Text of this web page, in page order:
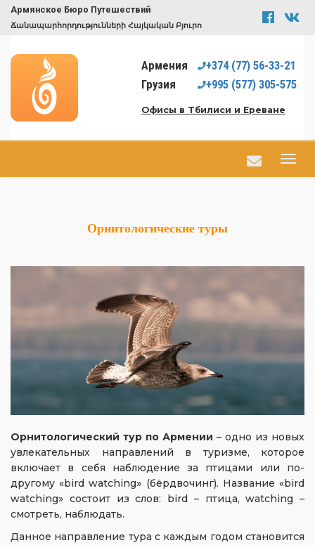
Армянское Бюро Путешествий
Ճանապարհորդությունների Հայկական Բյուրո
Армения +374 (77) 56-33-21
Грузия
+995 (577) 305-575
Офисы в Тбилиси и Ереване
Орнитологические туры
Орнитологический тур по Армении – одно из новых
увлекательных направлений в туризме, которое
включает в себя наблюдение за птицами или по-
другому «bird watching» (бёрдвочинг). Название «bird
watching» состоит из слов: bird – птица, watching –
смотреть, наблюдать.
Данное направление тура с каждым годом становится